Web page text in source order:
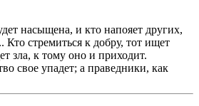
насыщена, и кто напояет других,
Кто стремиться к добру, тот ищет
зла, к тому оно и приходит.
свое упадет; а праведники, как